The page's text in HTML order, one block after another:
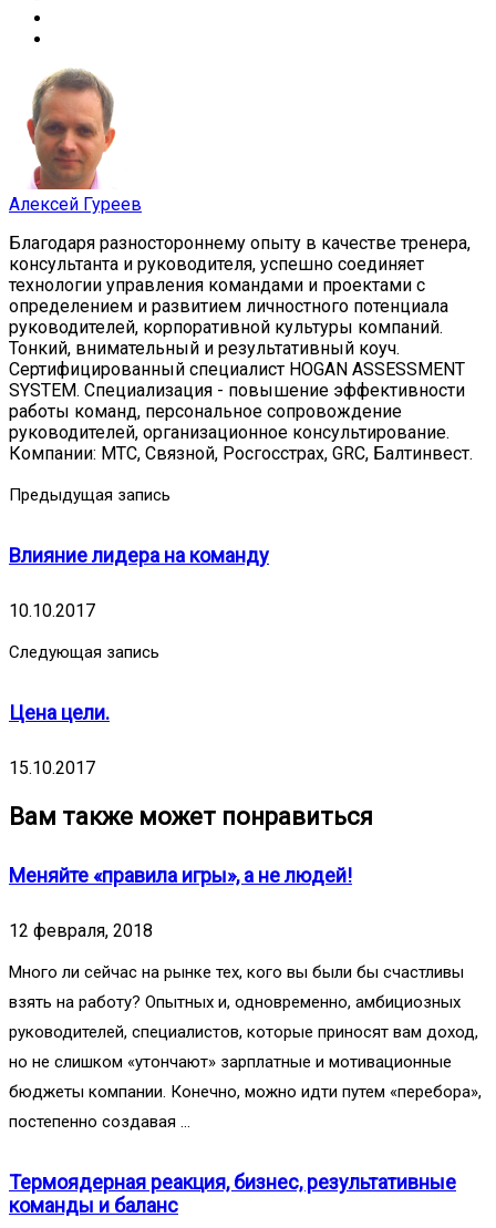
Алексей Гуреев
Благодаря разностороннему опыту в качестве тренера,
консультанта и руководителя, успешно соединяет
технологии управления командами и проектами с
определением и развитием личностного потенциала
руководителей, корпоративной культуры компаний.
Тонкий, внимательный и результативный коуч.
Сертифицированный специалист HOGAN ASSESSMENT
SYSTEM. Специализация - повышение эффективности
работы команд, персональное сопровождение
руководителей, организационное консультирование.
Компании: МТС, Связной, Росгосстрах, GRC, Балтинвест.
Предыдущая запись
Влияние лидера на команду
10.10.2017
Следующая запись
Цена цели.
15.10.2017
Вам также может понравиться
Меняйте «правила игры», а не людей!
12 февраля, 2018
Много ли сейчас на рынке тех, кого вы были бы счастливы
взять на работу? Опытных и, одновременно, амбициозных
руководителей, специалистов, которые приносят вам доход,
но не слишком «утончают» зарплатные и мотивационные
бюджеты компании. Конечно, можно идти путем «перебора»,
постепенно создавая …
Термоядерная реакция, бизнес, результативные
команды и баланс